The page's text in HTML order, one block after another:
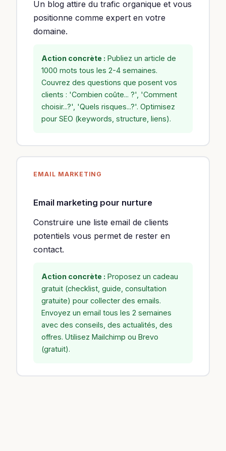
Un blog attire du trafic organique et vous
positionne comme expert en votre
domaine.
Action concrète : Publiez un article de
1000 mots tous les 2-4 semaines.
Couvrez des questions que posent vos
clients : 'Combien coûte... ?', 'Comment
choisir...?', 'Quels risques...?'. Optimisez
pour SEO (keywords, structure, liens).
EMAIL MARKETING
Email marketing pour nurture
Construire une liste email de clients
potentiels vous permet de rester en
contact.
Action concrète : Proposez un cadeau
gratuit (checklist, guide, consultation
gratuite) pour collecter des emails.
Envoyez un email tous les 2 semaines
avec des conseils, des actualités, des
offres. Utilisez Mailchimp ou Brevo
(gratuit).